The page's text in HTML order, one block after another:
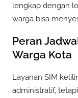
lengkap dengan
warga bisa
Peran
Warga Kota
Layanan SIM
administratif,